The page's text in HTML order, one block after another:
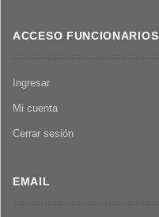
ACCESO FUNCIONARIOS
Ingresar
Mi cuenta
Cerrar sesión
EMAIL